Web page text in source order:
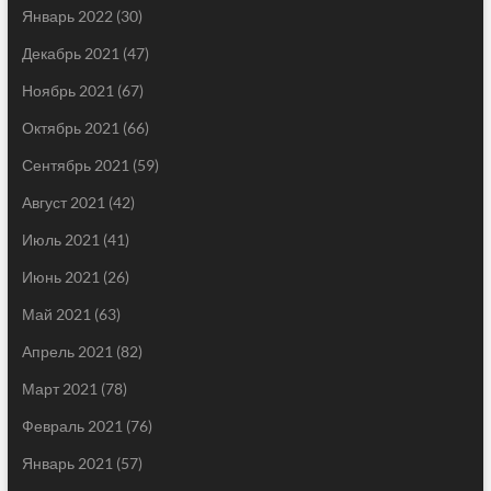
Январь 2022 (30)
Декабрь 2021 (47)
Ноябрь 2021 (67)
Октябрь 2021 (66)
Сентябрь 2021 (59)
Август 2021 (42)
Июль 2021 (41)
Июнь 2021 (26)
Май 2021 (63)
Апрель 2021 (82)
Март 2021 (78)
Февраль 2021 (76)
Январь 2021 (57)